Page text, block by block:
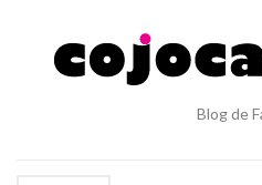
Blog de